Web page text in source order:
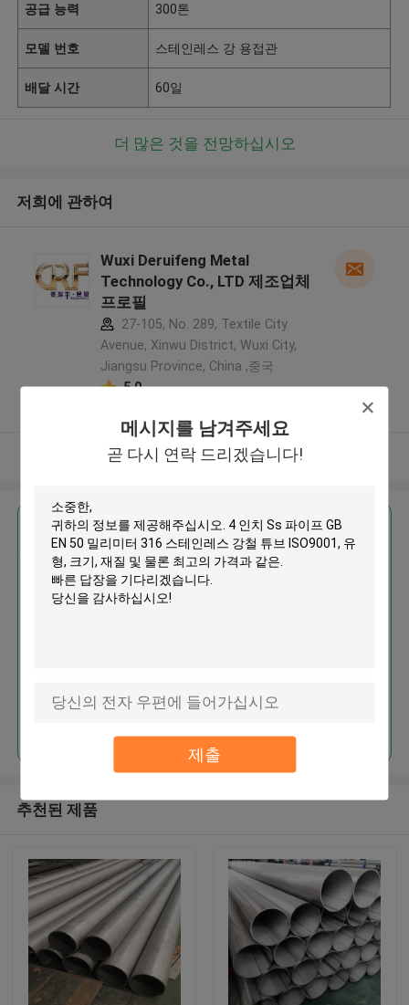
메시지를 남겨주세요
곧 다시 연락 드리겠습니다!
제출
공급 능력 300톤
모델 번호 스테인레스 강 용접관
배달 시간 60일
더 많은 것을 전망하십시오
저희에 관하여
Wuxi Deruifeng Metal
Technology Co., LTD 제조업체
프로필
27-105, No. 289, Textile City
Avenue, Xinwu District, Wuxi City,
Jiangsu Province, China ,중국
5.0
더 많은 것을 전망하십시오
가장 저렴 한 가격 으로
4 인치 Ss 파이프 GB EN 50 밀리
미터 316 스테인레스 강철 튜브
추천된 제품